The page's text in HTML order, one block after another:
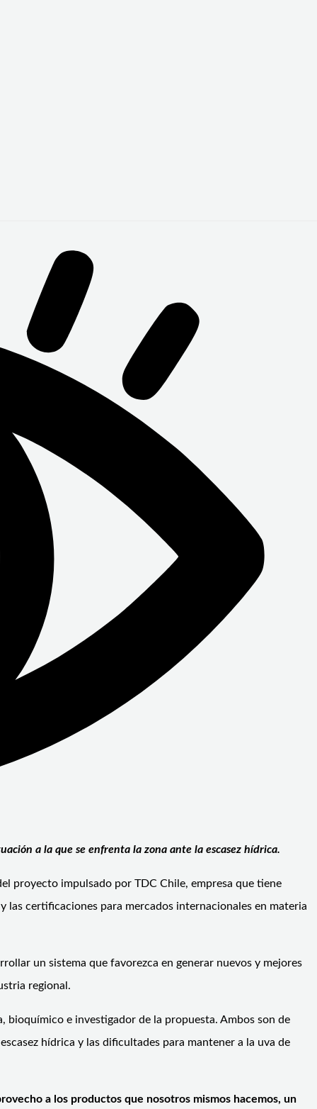
a la que se enfrenta la zona ante la escasez hídrica.
proyecto impulsado por TDC Chile, empresa que tiene
certificaciones para mercados internacionales en materia
un sistema que favorezca en generar nuevos y mejores
regional.
bioquímico e investigador de la propuesta. Ambos son de
hídrica y las dificultades para mantener a la uva de
a los productos que nosotros mismos hacemos, un